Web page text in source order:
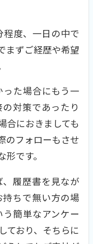
度、一日の中で
まずご経歴や希望
た場合にもう一
対策であったり
合におきましても
のフォローもさせ
です。
履歴書を見なが
ちで無い方の場
簡単なアンケー
ており、そちらに